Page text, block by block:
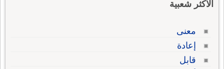
الاكثر شعبية
معنى
إعادة
قابل